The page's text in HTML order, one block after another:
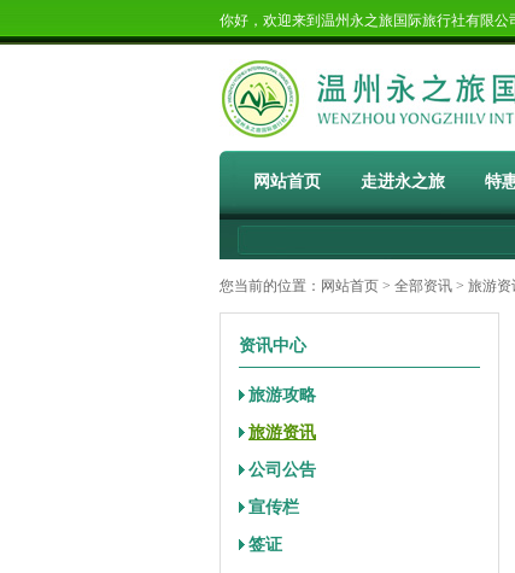
你好，欢迎来到温州永之旅国际旅行社有限公
网站首页 走进永之旅 特
您当前的位置： 网站首页 > 全部资讯 > 旅游资
资讯中心
旅游攻略
旅游资讯
公司公告
宣传栏
签证